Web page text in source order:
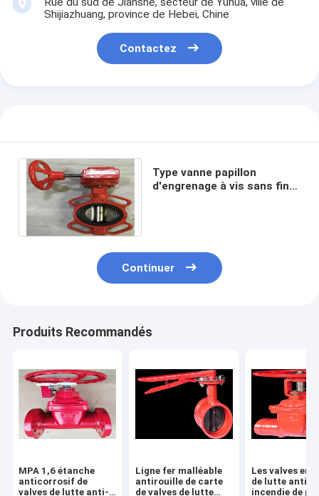
Shijiazhuang, province de Hebei, Chine
Contactez
Type vanne papillon
d'engrenage à vis sans fin
Continuer
Produits Recommandés
MPA 1,6 étanche
anticorrosif de
valves de lutte anti-
Ligne fer malléable
antirouille de carte
de valves de lutte
Les valves en
de lutte anti-
incendie de